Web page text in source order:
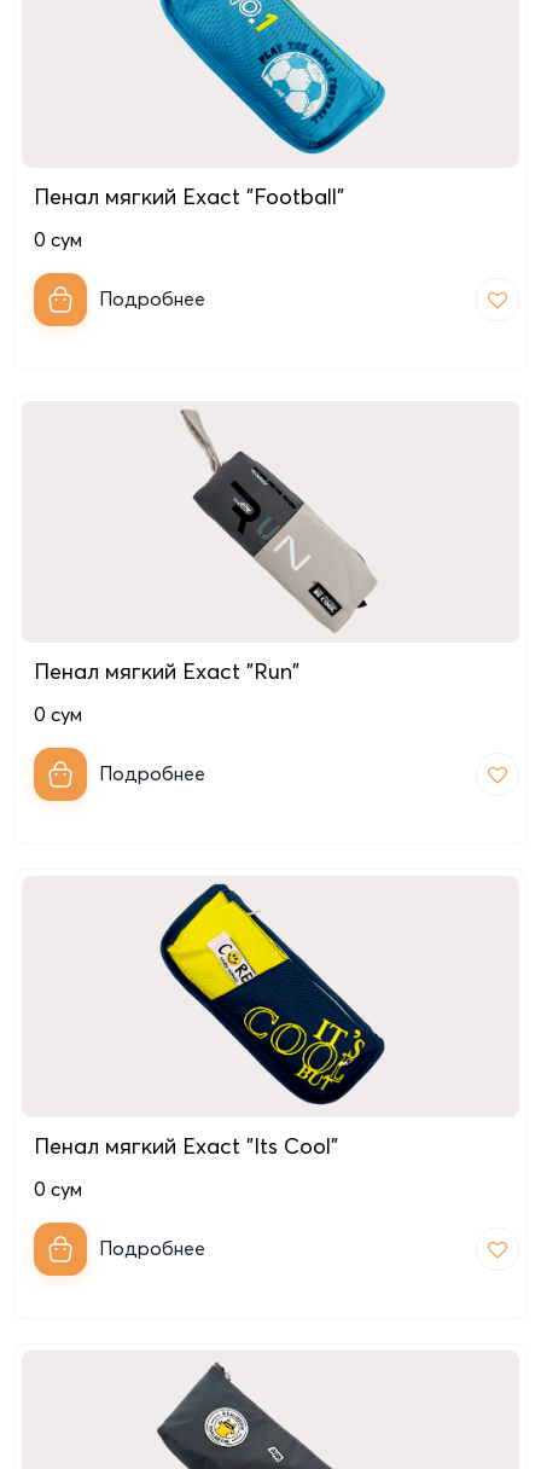
Пенал мягкий Exact "Football"
0 сум
Подробнее
Пенал мягкий Exact "Run"
0 сум
Подробнее
Пенал мягкий Exact "Its Cool"
0 сум
Подробнее